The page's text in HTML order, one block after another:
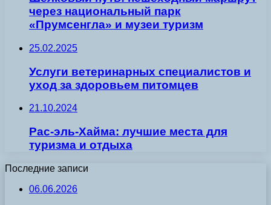
через национальный парк
«Прумсенгла» и музеи туризм
25.02.2025
Услуги ветеринарных специалистов и
уход за здоровьем питомцев
21.10.2024
Рас-эль-Хайма: лучшие места для
туризма и отдыха
Последние записи
06.06.2026